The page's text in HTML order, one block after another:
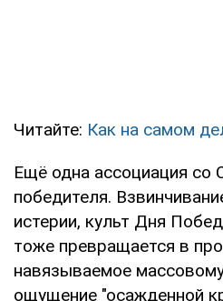
Читайте: Как на самом
Ещё одна ассоциация со
победителя.
истерии, культ Дня
тоже превращается в
навязываемое
ощущение "осажденной